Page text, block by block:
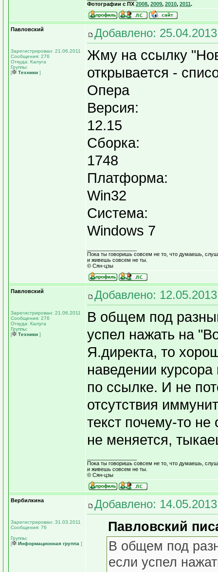
Фотографии с ПХ 2008, 2009, 2010, 2011.
Павловский
Зарегистрирован: 21.06.2011
Сообщения: 276
Откуда: Калуга
Группы:
[
Техники ]
Добавлено:
Жму на ссылку
открывается -
Опера
Версия:
12.15
Сборка:
1748
Платформа:
Win32
Система:
Windows 7
Пока ты говоришь совсем не то, что думаешь,
и живешь совсем не ты.
© Сян-цзы
Павловский
Зарегистрирован: 21.06.2011
Сообщения: 276
Откуда: Калуга
Группы:
[
Техники ]
Добавлено:
В общем под
успел нажать на
Я.директа, то
наведении
по ссылке. И не
отсутствия
текст почему-то не
не меняется,
Пока ты говоришь совсем не то, что думаешь,
и живешь совсем не ты.
© Сян-цзы
Вербилкина
Зарегистрирован: 31.03.2011
Сообщения: 76
Группы:
[
Информационная группа ]
Добавлено:
Павловский
В общем под
если успел